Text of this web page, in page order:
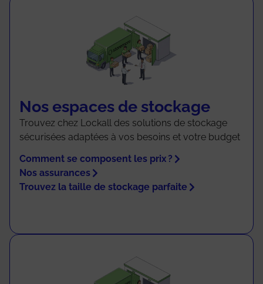
Nos espaces de stockage
Trouvez chez Lockall des solutions de stockage
sécurisées adaptées à vos besoins et votre budget
Comment se composent les prix ?
Nos assurances
Trouvez la taille de stockage parfaite